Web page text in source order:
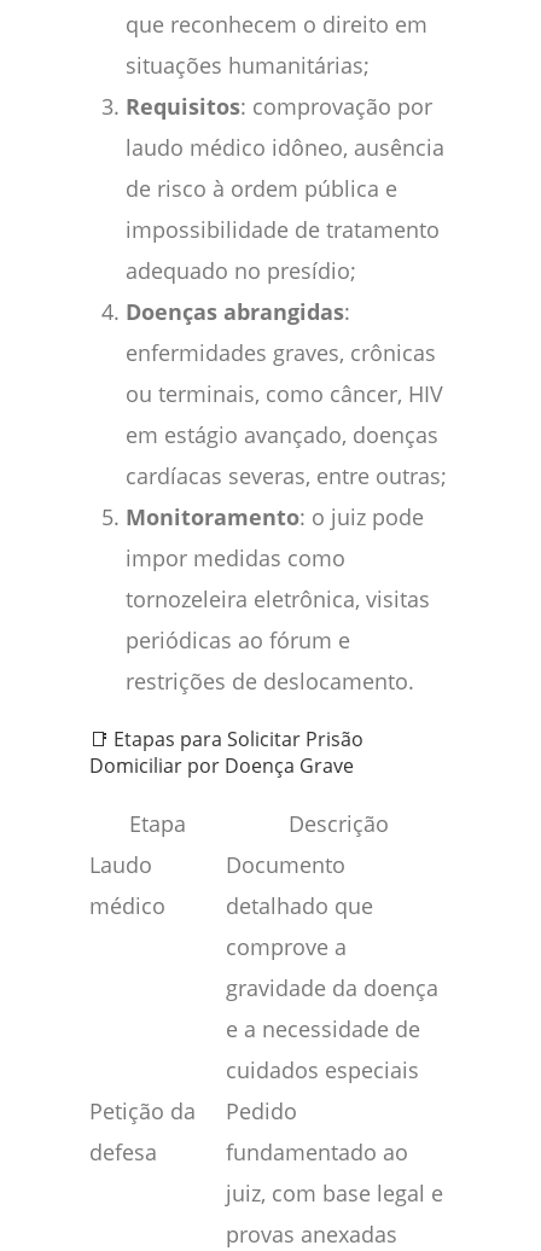
que reconhecem o direito em
situações humanitárias;
Requisitos: comprovação por
laudo médico idôneo, ausência
de risco à ordem pública e
impossibilidade de tratamento
adequado no presídio;
Doenças abrangidas:
enfermidades graves, crônicas
ou terminais, como câncer, HIV
em estágio avançado, doenças
cardíacas severas, entre outras;
Monitoramento: o juiz pode
impor medidas como
tornozeleira eletrônica, visitas
periódicas ao fórum e
restrições de deslocamento.
📑 Etapas para Solicitar Prisão
Domiciliar por Doença Grave
Etapa
Descrição
Laudo
médico
Documento
detalhado que
comprove a
gravidade da doença
e a necessidade de
cuidados especiais
Petição da
defesa
Pedido
fundamentado ao
juiz, com base legal e
provas anexadas